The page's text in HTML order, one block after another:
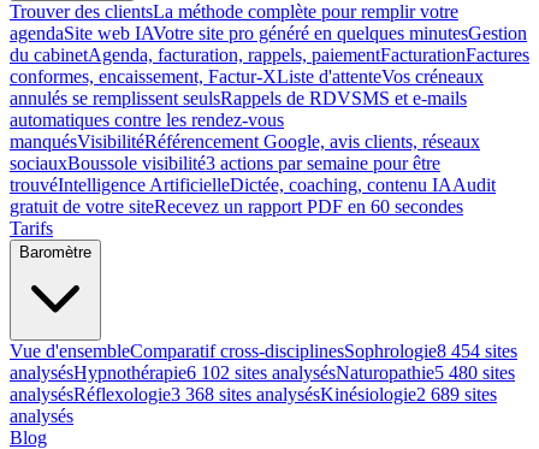
Trouver des clientsLa méthode complète pour remplir votre
agendaSite web IAVotre site pro généré en quelques minutesGestion
du cabinetAgenda, facturation, rappels, paiementFacturationFactures
conformes, encaissement, Factur-XListe d'attenteVos créneaux
annulés se remplissent seulsRappels de RDVSMS et e-mails
automatiques contre les rendez-vous
manquésVisibilitéRéférencement Google, avis clients, réseaux
sociauxBoussole visibilité3 actions par semaine pour être
trouvéIntelligence ArtificielleDictée, coaching, contenu IAAudit
gratuit de votre siteRecevez un rapport PDF en 60 secondes
Tarifs
Baromètre
Vue d'ensembleComparatif cross-disciplinesSophrologie8 454 sites
analysésHypnothérapie6 102 sites analysésNaturopathie5 480 sites
analysésRéflexologie3 368 sites analysésKinésiologie2 689 sites
analysés
Blog